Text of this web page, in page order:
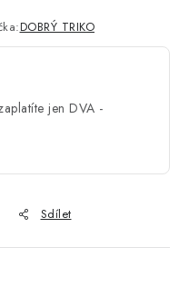
DOBRÝ TRIKO
jen DVA -
Sdílet